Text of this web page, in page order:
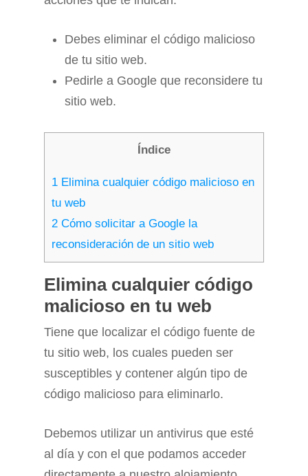
Debes eliminar el código malicioso
de tu sitio web.
Pedirle a Google que reconsidere tu
sitio web.
Índice
1 Elimina cualquier código malicioso en
tu web
2 Cómo solicitar a Google la
reconsideración de un sitio web
Elimina cualquier código
malicioso en tu web
Tiene que localizar el código fuente de
tu sitio web, los cuales pueden ser
susceptibles y contener algún tipo de
código malicioso para eliminarlo.
Debemos utilizar un antivirus que esté
al día y con el que podamos acceder